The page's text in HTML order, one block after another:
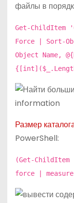
файлы в
Get-ChildItem
Force | Sort-
Object Name,
Размер
PowerShell:
(Get-ChildItem
force |